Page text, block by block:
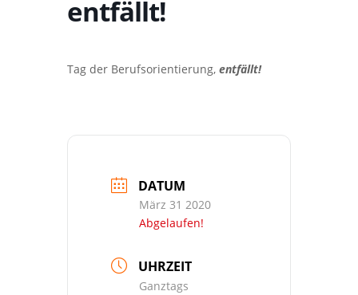
entfällt!
Tag der Berufsorientierung, entfällt!
DATUM
März 31 2020
Abgelaufen!
UHRZEIT
Ganztags